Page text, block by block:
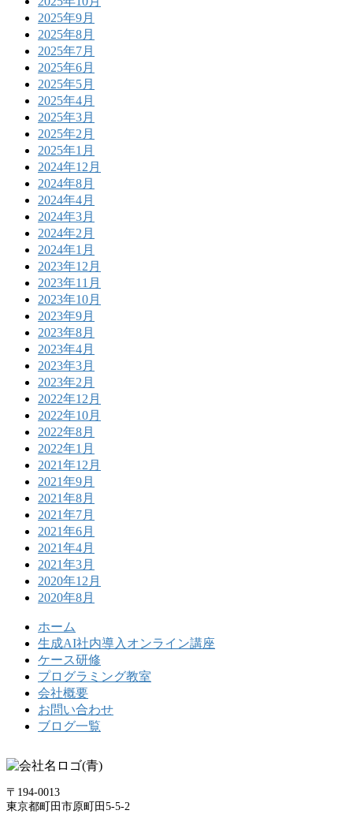
2025年9月
2025年8月
2025年7月
2025年6月
2025年5月
2025年4月
2025年3月
2025年2月
2025年1月
2024年12月
2024年8月
2024年4月
2024年3月
2024年2月
2024年1月
2023年12月
2023年11月
2023年10月
2023年9月
2023年8月
2023年4月
2023年3月
2023年2月
2022年12月
2022年10月
2022年8月
2022年1月
2021年12月
2021年9月
2021年8月
2021年7月
2021年6月
2021年4月
2021年3月
2020年12月
2020年8月
ホーム
生成AI社内導入オンライン講座
ケース研修
プログラミング教室
会社概要
お問い合わせ
ブログ一覧
〒194-0013
東京都町田市原町田5-5-2